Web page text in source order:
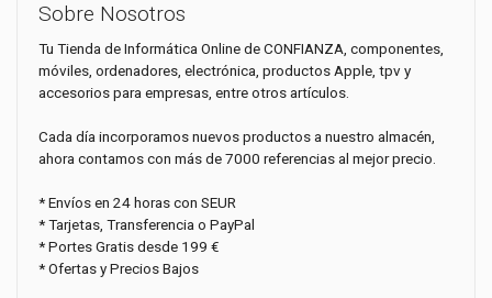
Sobre Nosotros
Tu Tienda de Informática Online de CONFIANZA, componentes,
móviles, ordenadores, electrónica, productos Apple, tpv y
accesorios para empresas, entre otros artículos.
Cada día incorporamos nuevos productos a nuestro almacén,
ahora contamos con más de 7000 referencias al mejor precio.
* Envíos en 24 horas con SEUR
* Tarjetas, Transferencia o PayPal
* Portes Gratis desde 199 €
* Ofertas y Precios Bajos